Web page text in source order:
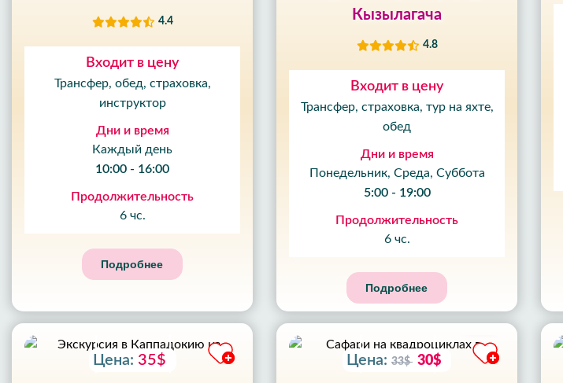
4.4
Входит в цену
Трансфер, обед, страховка,
инструктор
Дни и время
Каждый день
10:00 - 16:00
Продолжительность
6 чс.
Подробнее
Кызылагача
4.8
Входит в цену
Трансфер, страховка, тур на яхте,
обед
Дни и время
Понедельник, Среда, Суббота
5:00 - 19:00
Продолжительность
6 чс.
Подробнее
Цена: 35$
Цена: 33$ 30$